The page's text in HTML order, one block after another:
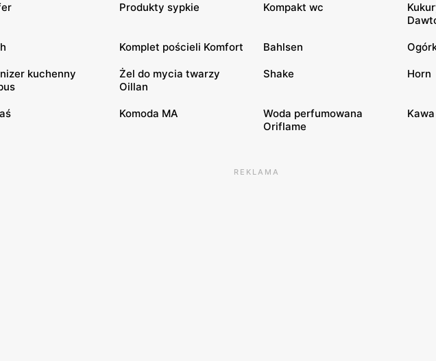
Produkty sypkie Kompakt wc
Komplet pościeli Komfort Bahlsen
kuchenny
Żel do mycia twarzy
Oillan
Shake Horn
Komoda MA
Woda perfumowana
Oriflame
REKLAMA